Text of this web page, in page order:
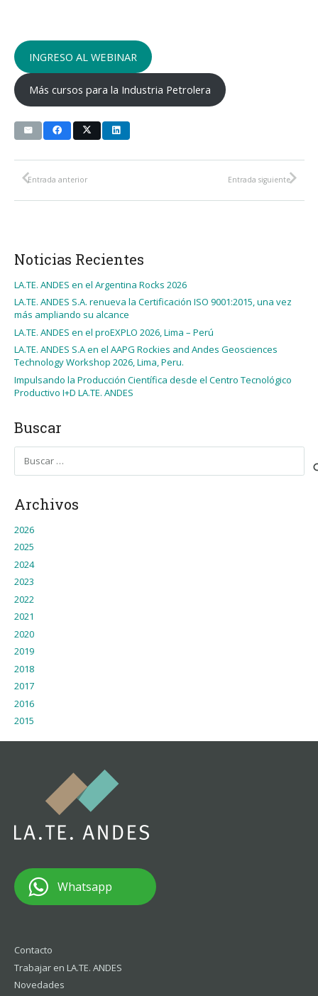
INGRESO AL WEBINAR
Más cursos para la Industria Petrolera
Entrada anterior Entrada siguiente
Noticias Recientes
LA.TE. ANDES en el Argentina Rocks 2026
LA.TE. ANDES S.A. renueva la Certificación ISO 9001:2015, una vez
más ampliando su alcance
LA.TE. ANDES en el proEXPLO 2026, Lima – Perú
LA.TE. ANDES S.A en el AAPG Rockies and Andes Geosciences
Technology Workshop 2026, Lima, Peru.
Impulsando la Producción Científica desde el Centro Tecnológico
Productivo I+D LA.TE. ANDES
Buscar
Archivos
2026
2025
2024
2023
2022
2021
2020
2019
2018
2017
2016
2015
Whatsapp
Contacto
Trabajar en LA.TE. ANDES
Novedades